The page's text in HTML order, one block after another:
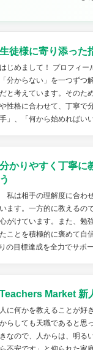
生徒様に寄り添った
はじめまして！ プロフィー
「分からない」を一つず
だと考えています。そのた
や性格に合わせて、丁寧で
手」、「何から始めればい
分かりやすく丁寧に
う
私は相手の理解度に合わ
います。一方的に教えるの
心がけています。また、勉
たことを積極的に褒めて自
の目標達成を全力でサポ
Teachers Market 新
人に何かを教えることが好
からしても天職であると思
きなので、人からは、明る